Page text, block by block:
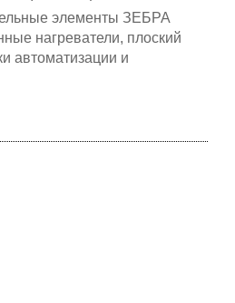
элементы ЗЕБРА
нагреватели, плоский
автоматизации и